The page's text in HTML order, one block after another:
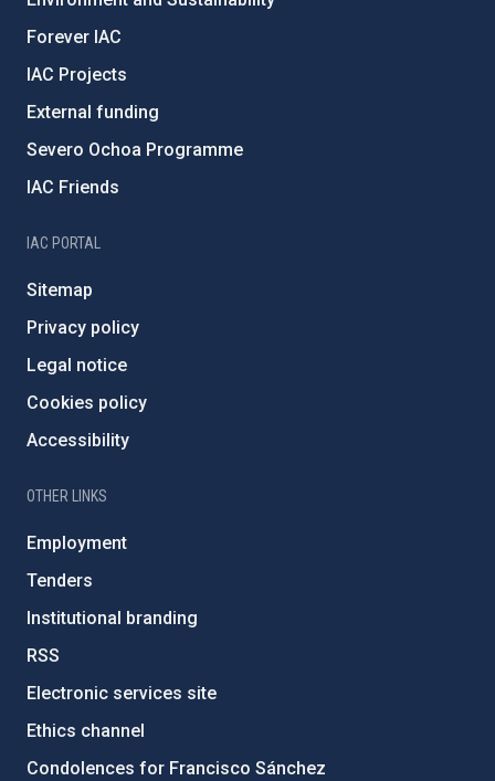
Forever IAC
IAC Projects
External funding
Severo Ochoa Programme
IAC Friends
IAC PORTAL
Sitemap
Privacy policy
Legal notice
Cookies policy
Accessibility
OTHER LINKS
Employment
Tenders
Institutional branding
RSS
Electronic services site
Ethics channel
Condolences for Francisco Sánchez